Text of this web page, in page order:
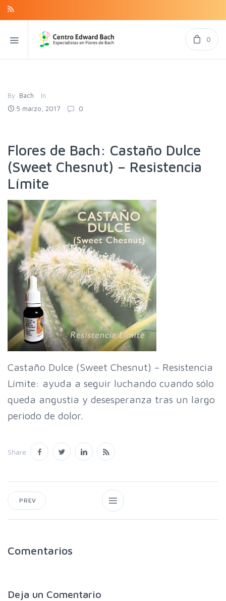
0
By Bach
In
5 marzo, 2017
0
Flores de Bach: Castaño Dulce
(Sweet Chesnut) – Resistencia
Límite
Castaño Dulce (Sweet Chesnut) – Resistencia
Límite: ayuda a seguir luchando cuando sólo
queda angustia y desesperanza tras un largo
periodo de dolor.
Share
PREV
Comentarios
Deja un Comentario